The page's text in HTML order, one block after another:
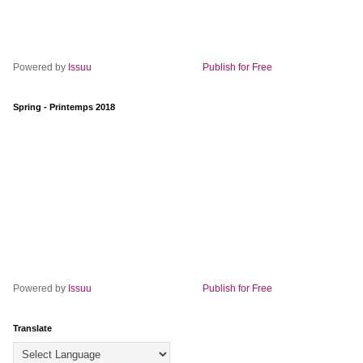
Powered by Issuu Publish for Free
Spring - Printemps 2018
Powered by Issuu Publish for Free
Translate